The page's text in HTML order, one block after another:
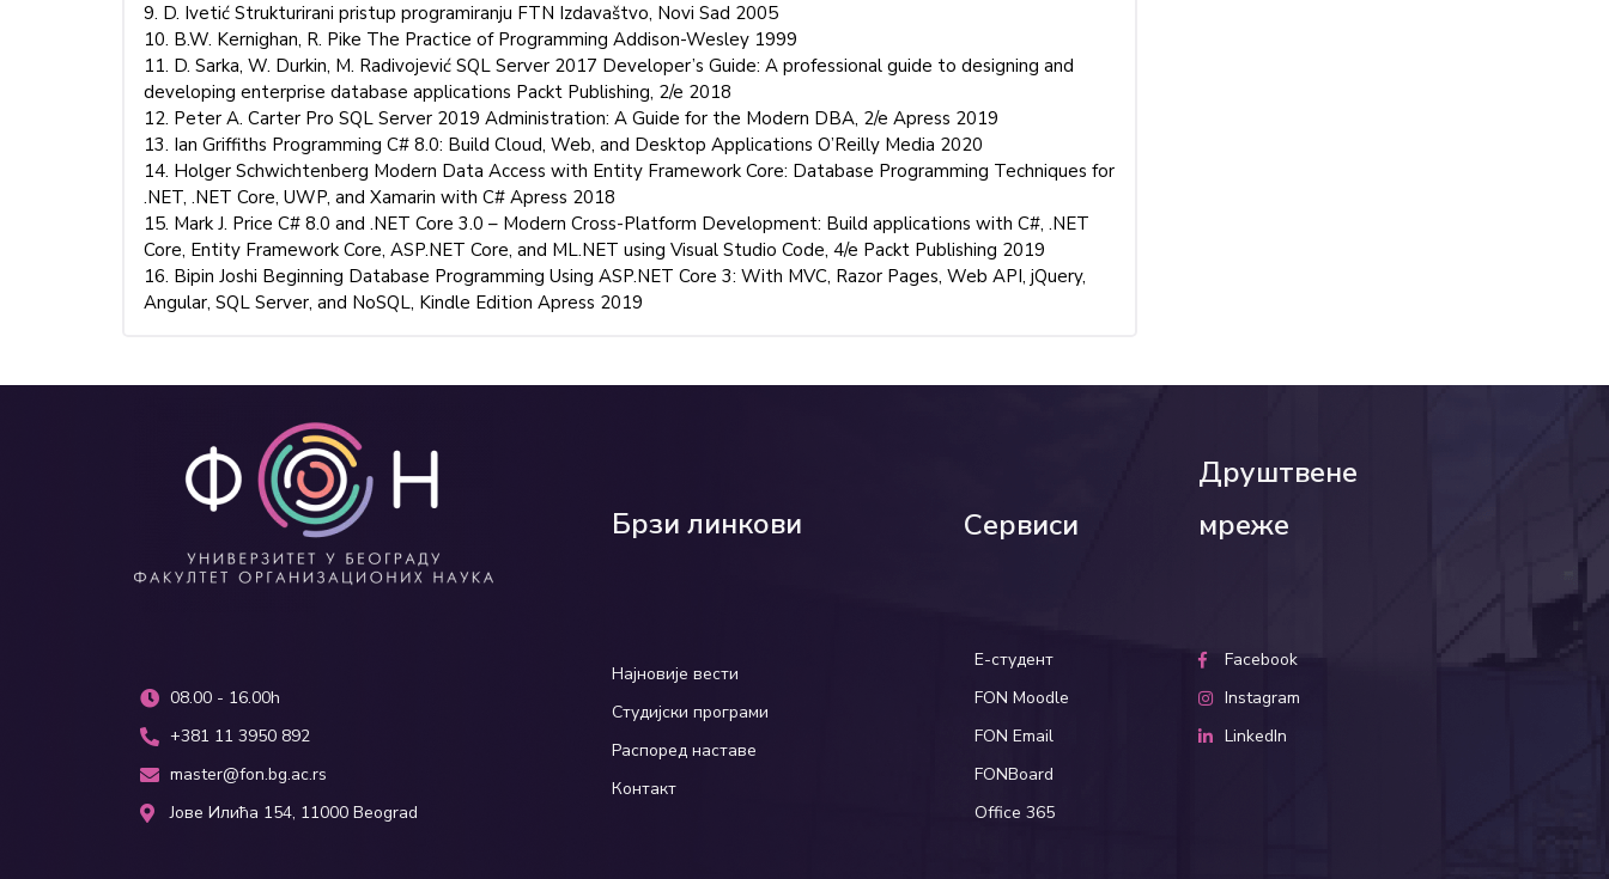
9. D. Ivetić Strukturirani pristup programiranju FTN Izdavaštvo, Novi Sad 2005
10. B.W. Kernighan, R. Pike The Practice of Programming Addison-Wesley 1999
11. D. Sarka, W. Durkin, M. Radivojević SQL Server 2017 Developer’s Guide: A professional guide to designing and
developing enterprise database applications Packt Publishing, 2/e 2018
12. Peter A. Carter Pro SQL Server 2019 Administration: A Guide for the Modern DBA, 2/e Apress 2019
13. Ian Griffiths Programming C# 8.0: Build Cloud, Web, and Desktop Applications O’Reilly Media 2020
14. Holger Schwichtenberg Modern Data Access with Entity Framework Core: Database Programming Techniques for
.NET, .NET Core, UWP, and Xamarin with C# Apress 2018
15. Mark J. Price C# 8.0 and .NET Core 3.0 – Modern Cross-Platform Development: Build applications with C#, .NET
Core, Entity Framework Core, ASP.NET Core, and ML.NET using Visual Studio Code, 4/e Packt Publishing 2019
16. Bipin Joshi Beginning Database Programming Using ASP.NET Core 3: With MVC, Razor Pages, Web API, jQuery,
Angular, SQL Server, and NoSQL, Kindle Edition Apress 2019
08.00 - 16.00h
+381 11 3950 892
master@fon.bg.ac.rs
Јове Илића 154, 11000 Beograd
Брзи линкови
Најновије вести
Студијски програми
Распоред наставе
Контакт
Сервиси
Е-студент
FON Moodle
FON Email
FONBoard
Office 365
Друштвене
мреже
Facebook
Instagram
LinkedIn